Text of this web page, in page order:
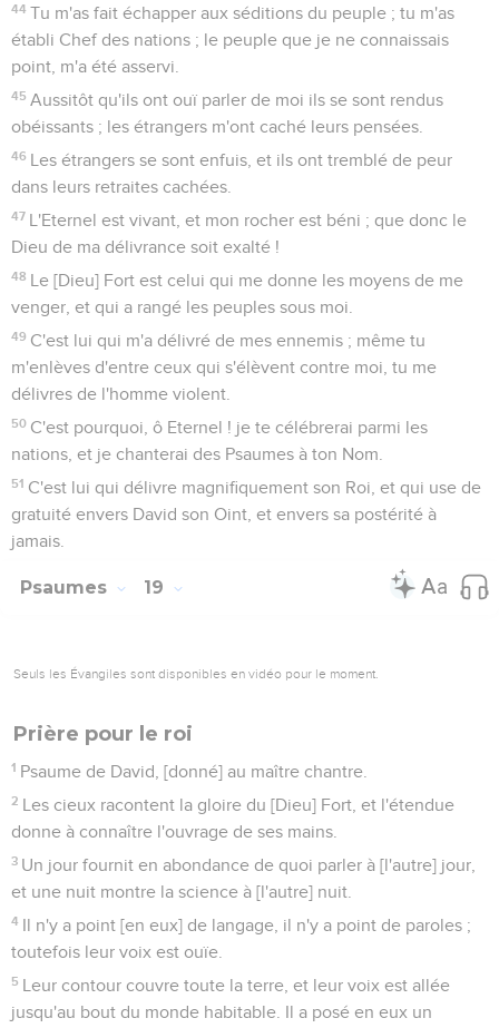
44 Tu m'as fait échapper aux séditions du peuple ; tu m'as
établi Chef des nations ; le peuple que je ne connaissais
point, m'a été asservi.
45 Aussitôt qu'ils ont ouï parler de moi ils se sont rendus
obéissants ; les étrangers m'ont caché leurs pensées.
46 Les étrangers se sont enfuis, et ils ont tremblé de peur
dans leurs retraites cachées.
47 L'Eternel est vivant, et mon rocher est béni ; que donc le
Dieu de ma délivrance soit exalté !
48 Le [Dieu] Fort est celui qui me donne les moyens de me
venger, et qui a rangé les peuples sous moi.
49 C'est lui qui m'a délivré de mes ennemis ; même tu
m'enlèves d'entre ceux qui s'élèvent contre moi, tu me
délivres de l'homme violent.
50 C'est pourquoi, ô Eternel ! je te célébrerai parmi les
nations, et je chanterai des Psaumes à ton Nom.
51 C'est lui qui délivre magnifiquement son Roi, et qui use de
gratuité envers David son Oint, et envers sa postérité à
jamais.
Psaumes 19
Seuls les Évangiles sont disponibles en vidéo pour le moment.
Prière pour le roi
1 Psaume de David, [donné] au maître chantre.
2 Les cieux racontent la gloire du [Dieu] Fort, et l'étendue
donne à connaître l'ouvrage de ses mains.
3 Un jour fournit en abondance de quoi parler à [l'autre] jour,
et une nuit montre la science à [l'autre] nuit.
4 Il n'y a point [en eux] de langage, il n'y a point de paroles ;
toutefois leur voix est ouïe.
5 Leur contour couvre toute la terre, et leur voix est allée
jusqu'au bout du monde habitable. Il a posé en eux un